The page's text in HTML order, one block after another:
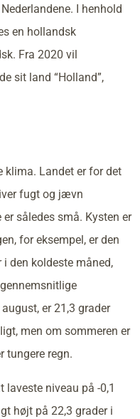
I henhold
en hollandsk
Fra 2020 vil
sit land “Holland”,
klima. Landet er for det
fugt og jævn
således små. Kysten er
for eksempel, er den
den koldeste måned,
er 21,3 grader
men om sommeren er
tungere regn.
laveste niveau på -0,1
højt på 22,3 grader i